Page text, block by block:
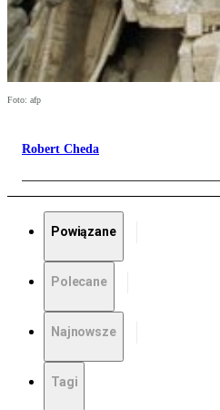
Foto: afp
Robert Cheda
Powiązane
Polecane
Najnowsze
Tagi